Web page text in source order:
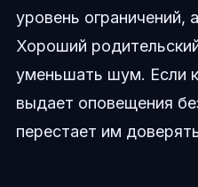
уровень ограничений,
Хороший
уменьшать шум. Если
выдает оповещения
перестает им